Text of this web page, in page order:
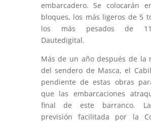
embarcadero. Se colocarán
bloques, los más ligeros de 5
los más pesados de
Dautedigital.
Más de un año después de la
del sendero de Masca, el
pendiente de estas obras
que las embarcaciones
final de este barranco.
previsión facilitada por la